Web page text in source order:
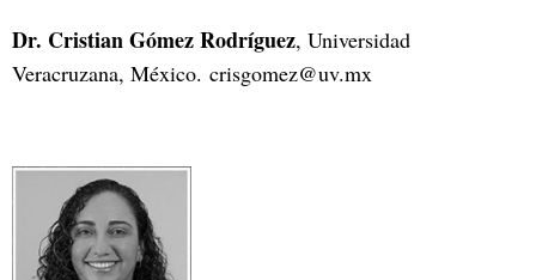
Dr. Cristian Gómez Rodríguez, Universidad
Veracruzana, México. crisgomez@uv.mx